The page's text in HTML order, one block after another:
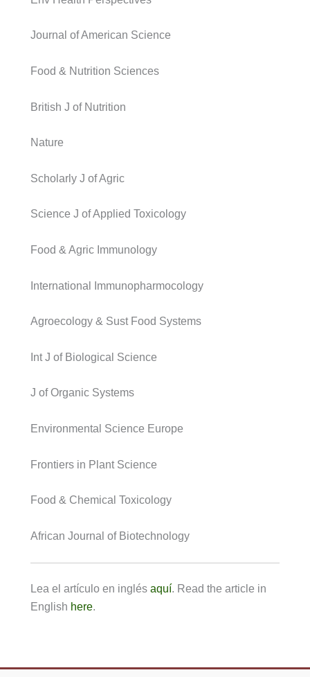
Journal of American Science
Food & Nutrition Sciences
British J of Nutrition
Nature
Scholarly J of Agric
Science J of Applied Toxicology
Food & Agric Immunology
International Immunopharmocology
Agroecology & Sust Food Systems
Int J of Biological Science
J of Organic Systems
Environmental Science Europe
Frontiers in Plant Science
Food & Chemical Toxicology
African Journal of Biotechnology
Lea el artículo en inglés aquí. Read the article in
English here.